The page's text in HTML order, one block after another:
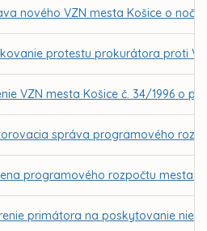
nového VZN mesta Košice o
protestu prokurátora proti
VZN mesta Košice č. 34/1996 o
správa programového
programového rozpočtu mesta
primátora na poskytovanie